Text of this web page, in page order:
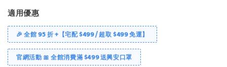
適用優惠
🎉 全館 95 折 +【宅配 $499 / 超取 $499 免運】
官網活動 🎀 全館消費滿 $499 送興安口罩